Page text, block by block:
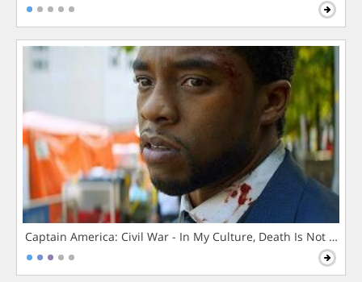
Captain America: Civil War - In My Culture, Death Is Not The